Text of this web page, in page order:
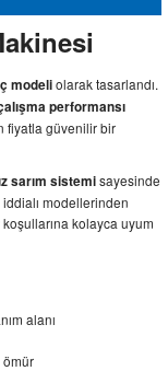
modeliolarak tasarlandı.
performansı
fiyatla güvenilir bir
sarım sistemisayesinde
iddialı modellerinden
kolayca uyum
alanı
ömür